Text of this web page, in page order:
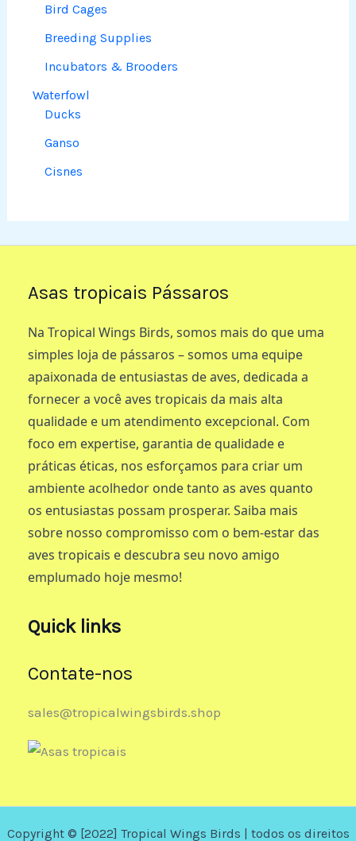
Bird Cages
Breeding Supplies
Incubators & Brooders
Waterfowl
Ducks
Ganso
Cisnes
Asas tropicais Pássaros
Na Tropical Wings Birds, somos mais do que uma
simples loja de pássaros – somos uma equipe
apaixonada de entusiastas de aves, dedicada a
fornecer a você aves tropicais da mais alta
qualidade e um atendimento excepcional. Com
foco em expertise, garantia de qualidade e
práticas éticas, nos esforçamos para criar um
ambiente acolhedor onde tanto as aves quanto
os entusiastas possam prosperar. Saiba mais
sobre nosso compromisso com o bem-estar das
aves tropicais e descubra seu novo amigo
emplumado hoje mesmo!
Quick links
Contate-nos
sales@tropicalwingsbirds.shop
Copyright © [2022] Tropical Wings Birds | todos os direitos